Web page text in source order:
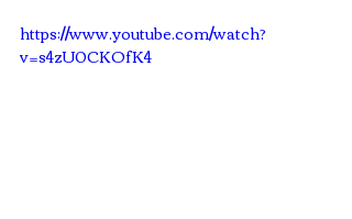
https://www.youtube.com/watch?
v=s4zU0CKOfK4